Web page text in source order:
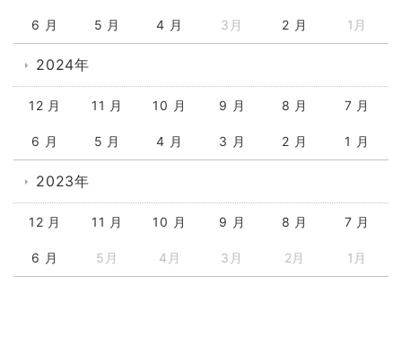
6 月 5 月 4 月 3月 2 月 1月
2024年
12 月 11 月 10 月 9 月 8 月 7 月
6 月 5 月 4 月 3 月 2 月 1 月
2023年
12 月 11 月 10 月 9 月 8 月 7 月
6 月 5月 4月 3月 2月 1月